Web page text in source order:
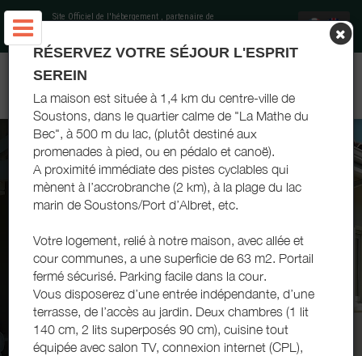
Site Officiel de l'hébergement , partenaire de
CHEZ MARIE-PAULE ET JEAN-PIERRE - SOUSTONS - LANDES
ATLANTIQUE SUD
RÉSERVEZ VOTRE SÉJOUR L'ESPRIT
SEREIN
La maison est située à 1,4 km du centre-ville de
Soustons, dans le quartier calme de "La Mathe du
Bec", à 500 m du lac, (plutôt destiné aux
promenades à pied, ou en pédalo et canoë).
A proximité immédiate des pistes cyclables qui
mènent à l’accrobranche (2 km), à la plage du lac
marin de Soustons/Port d’Albret, etc.
Votre logement, relié à notre maison, avec allée et
cour communes, a une superficie de 63 m2. Portail
fermé sécurisé. Parking facile dans la cour.
Vous disposerez d’une entrée indépendante, d’une
terrasse, de l’accès au jardin. Deux chambres (1 lit
140 cm, 2 lits superposés 90 cm), cuisine tout
équipée avec salon TV, connexion internet (CPL),